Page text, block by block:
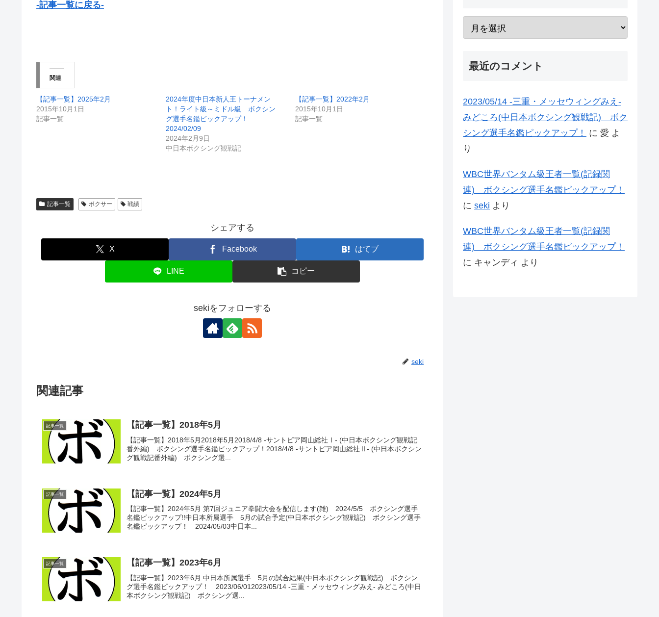
-記事一覧に戻る-
関連
【記事一覧】2025年2月
2015年10月1日
記事一覧
2024年度中日本新人王トーナメン
ト！ライト級～ミドル級 ボクシン
グ選手名鑑ピックアップ！
2024/02/09
2024年2月9日
中日本ボクシング観戦記
【記事一覧】2022年2月
2015年10月1日
記事一覧
記事一覧 ボクサー 戦績
シェアする
X Facebook はてブ
LINE コピー
sekiをフォローする
seki
関連記事
記事一覧 【記事一覧】2018年5月
【記事一覧】2018年5月2018年5月2018/4/8 -サントピア岡山総社Ⅰ- (中日本ボクシング観戦記
番外編) ボクシング選手名鑑ピックアップ！2018/4/8 -サントピア岡山総社Ⅱ- (中日本ボクシン
グ観戦記番外編) ボクシング選...
記事一覧 【記事一覧】2024年5月
【記事一覧】2024年5月 第7回ジュニア拳闘大会を配信します(雑) 2024/5/5 ボクシング選手
名鑑ピックアップ!!中日本所属選手 5月の試合予定(中日本ボクシング観戦記) ボクシング選手
名鑑ピックアップ！ 2024/05/03中日本...
記事一覧 【記事一覧】2023年6月
【記事一覧】2023年6月 中日本所属選手 5月の試合結果(中日本ボクシング観戦記) ボクシン
グ選手名鑑ピックアップ！ 2023/06/012023/05/14 -三重・メッセウィングみえ- みどころ(中日
本ボクシング観戦記) ボクシング選...
最近のコメント
2023/05/14 -三重・メッセウィングみえ-
みどころ(中日本ボクシング観戦記) ボク
シング選手名鑑ピックアップ！
に 愛 よ
り
WBC世界バンタム級王者一覧(記録関
連) ボクシング選手名鑑ピックアップ！
に seki より
WBC世界バンタム級王者一覧(記録関
連) ボクシング選手名鑑ピックアップ！
に キャンディ より